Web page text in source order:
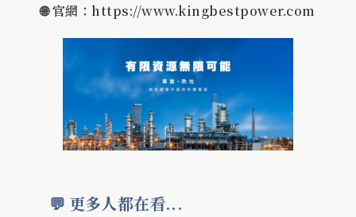
🌐 官網：https://www.kingbestpower.com
💬 更多人都在看...